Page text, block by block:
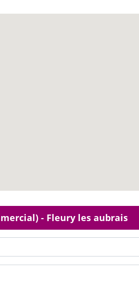
- Fleury les aubrais